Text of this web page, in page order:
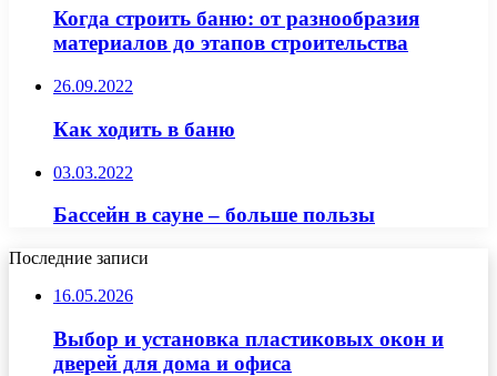
Когда строить баню: от разнообразия
материалов до этапов строительства
26.09.2022
Как ходить в баню
03.03.2022
Бассейн в сауне – больше пользы
Последние записи
16.05.2026
Выбор и установка пластиковых окон и
дверей для дома и офиса